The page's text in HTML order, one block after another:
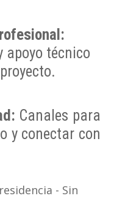
apoyo técnico
Canales para
y conectar con